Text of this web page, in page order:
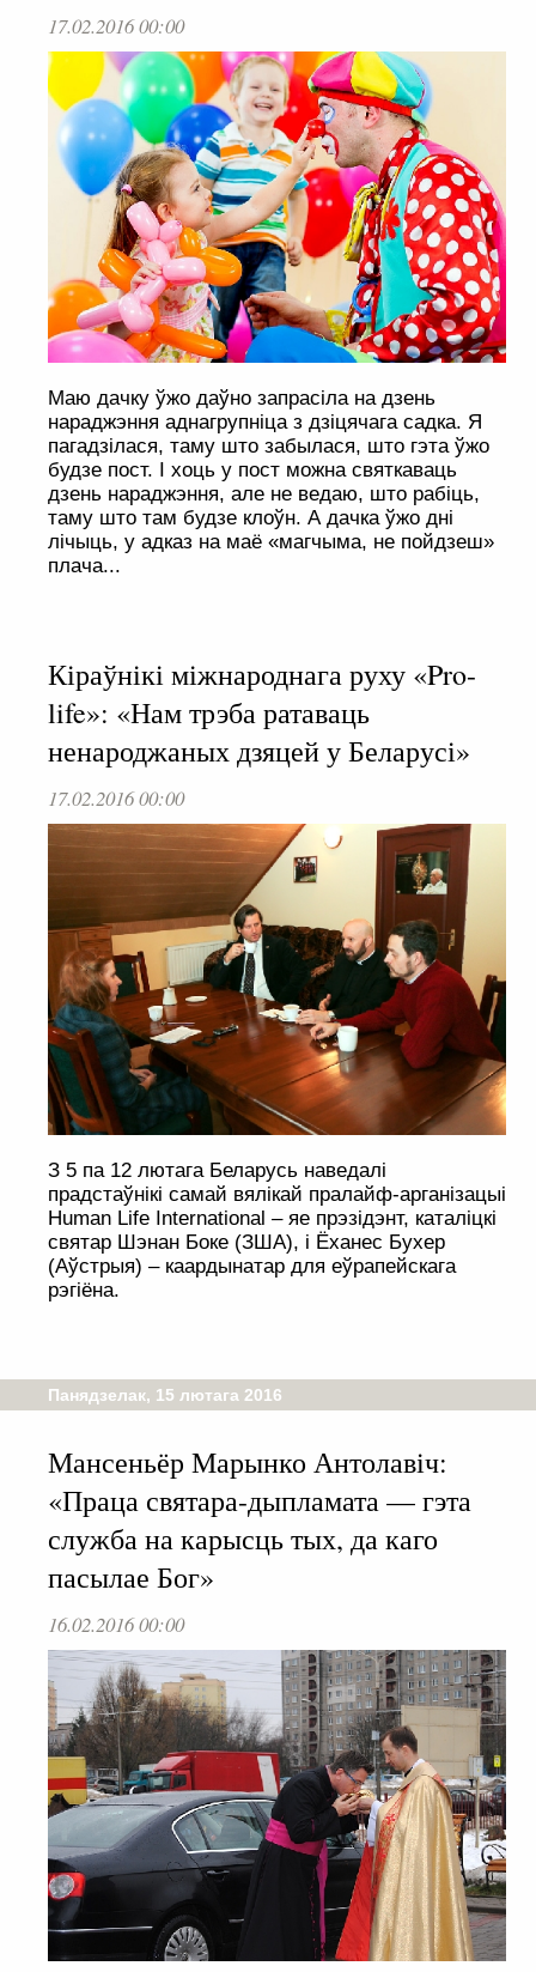
17.02.2016 00:00
Маю дачку ўжо даўно запрасіла на дзень
нараджэння аднагрупніца з дзіцячага садка. Я
пагадзілася, таму што забылася, што гэта ўжо
будзе пост. І хоць у пост можна святкаваць
дзень нараджэння, але не ведаю, што рабіць,
таму што там будзе клоўн. А дачка ўжо дні
лічыць, у адказ на маё «магчыма, не пойдзеш»
плача...
Кіраўнікі міжнароднага руху «Pro-
life»: «Нам трэба ратаваць
ненароджаных дзяцей у Беларусі»
17.02.2016 00:00
З 5 па 12 лютага Беларусь наведалі
прадстаўнікі самай вялікай пралайф-арганізацыі
Human Life International – яе прэзідэнт, каталіцкі
святар Шэнан Боке (ЗША), і Ёханес Бухер
(Аўстрыя) – каардынатар для еўрапейскага
рэгіёна.
Панядзелак, 15 лютага 2016
Мансеньёр Марынко Антолавіч:
«Праца святара-дыпламата — гэта
служба на карысць тых, да каго
пасылае Бог»
16.02.2016 00:00